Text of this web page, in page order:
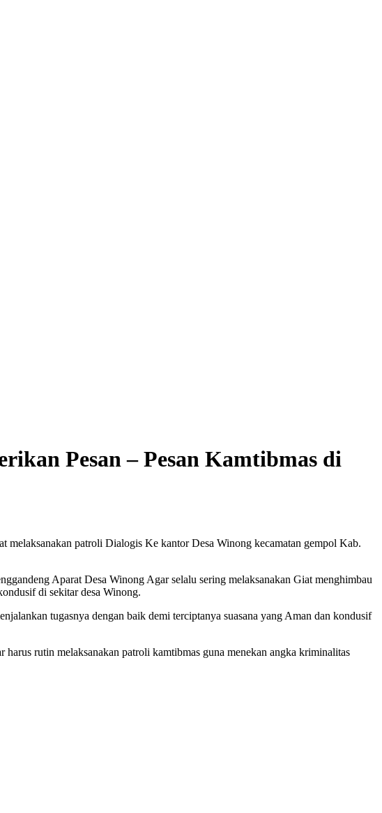
Pesan – Pesan Kamtibmas di
patroli Dialogis Ke kantor Desa Winong kecamatan gempol Kab.
Aparat Desa Winong Agar selalu sering melaksanakan Giat menghimbau
di sekitar desa Winong.
tugasnya dengan baik demi terciptanya suasana yang Aman dan kondusif
rutin melaksanakan patroli kamtibmas guna menekan angka kriminalitas